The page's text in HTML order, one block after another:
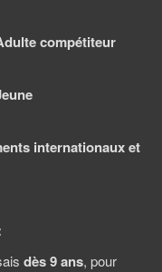
internationaux et
dès 9 ans, pour